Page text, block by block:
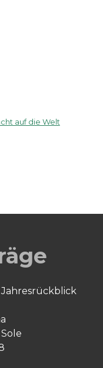
auf die Welt
Jahresrückblick